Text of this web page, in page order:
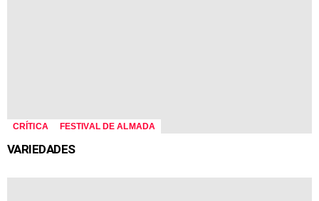
CRÍTICA FESTIVAL DE ALMADA
VARIEDADES